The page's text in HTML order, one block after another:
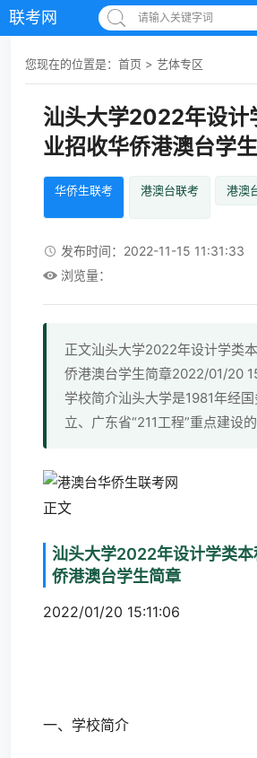
联考网 请输入关键字词
您现在的位置是： 首页 > 艺体专区
汕头大学2022年设计
业招收华侨港澳台学
华侨生联考 港澳台联考 港澳
发布时间：2022-11-15 11:31:33
浏览量：
正文汕头大学2022年设计学类
侨港澳台学生简章2022/01/20
学校简介汕头大学是1981年经
立、广东省“211工程”重点建设的
正文
汕头大学2022年设计学类
侨港澳台学生简章
2022/01/20 15:11:06
一、学校简介